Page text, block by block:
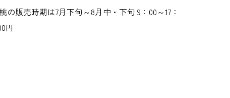
販売時期は7月下旬～8月中・下旬 9：00～17：
円